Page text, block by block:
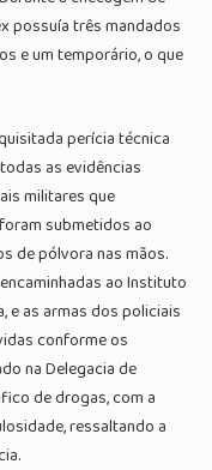
possuía três mandados
e um temporário, o que
perícia técnica
as evidências
militares que
submetidos ao
de pólvora nas mãos.
ao Instituto
e as armas dos policiais
conforme os
na Delegacia de
de drogas, com a
ressaltando a